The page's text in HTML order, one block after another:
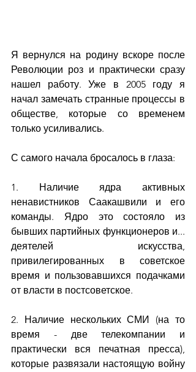
Я вернулся на родину вскоре после
Революции роз и практически сразу
нашел работу. Уже в 2005 году я
начал замечать странные процессы в
обществе, которые со временем
только усиливались.
С самого начала бросалось в глаза:
1. Наличие ядра активных
ненавистников Саакашвили и его
команды. Ядро это состояло из
бывших партийных функционеров и...
деятелей искусства,
привилегированных в советское
время и пользовавшихся подачками
от власти в постсоветское.
2. Наличие нескольких СМИ (на то
время - две телекомпании и
практически вся печатная пресса),
которые развязали настоящую войну